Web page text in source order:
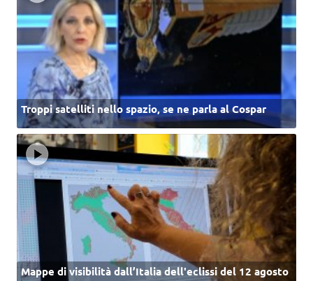
Troppi satelliti nello spazio, se ne parla al Cospar
Mappe di visibilità dall’Italia dell'eclissi del 12 agosto